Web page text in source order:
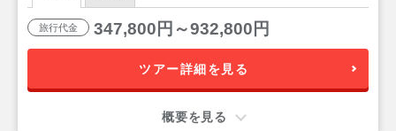
旅行代金 347,800円～932,800円
ツアー詳細を見る
概要を見る